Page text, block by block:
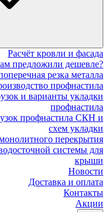
Расчёт кровли и фасада
предложили дешевле?
резка металла
профнастила
и варианты укладки
профнастила
профнастила СКН и
схем укладки
перекрытия
системы для
крыши
Новости
Доставка и оплата
Контакты
Акции